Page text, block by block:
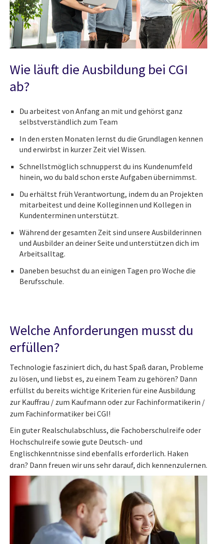
Wie läuft die Ausbildung bei CGI
ab?
Du arbeitest von Anfang an mit und gehörst ganz
selbstverständlich zum Team
In den ersten Monaten lernst du die Grundlagen kennen
und erwirbst in kurzer Zeit viel Wissen.
Schnellstmöglich schnupperst du ins Kundenumfeld
hinein, wo du bald schon erste Aufgaben übernimmst.
Du erhältst früh Verantwortung, indem du an Projekten
mitarbeitest und deine Kolleginnen und Kollegen in
Kundenterminen unterstützt.
Während der gesamten Zeit sind unsere Ausbilderinnen
und Ausbilder an deiner Seite und unterstützen dich im
Arbeitsalltag.
Daneben besuchst du an einigen Tagen pro Woche die
Berufsschule.
Welche Anforderungen musst du
erfüllen?​
Technologie fasziniert dich, du hast Spaß daran, Probleme
zu lösen, und liebst es, zu einem Team zu gehören? Dann
erfüllst du bereits wichtige Kriterien für eine Ausbildung
zur Kauffrau / zum Kaufmann oder zur Fachinformatikerin /
zum Fachinformatiker bei CGI!
Ein guter Realschulabschluss, die Fachoberschulreife oder
Hochschulreife sowie gute Deutsch- und
Englischkenntnisse sind ebenfalls erforderlich. Haken
dran? Dann freuen wir uns sehr darauf, dich kennenzulernen.